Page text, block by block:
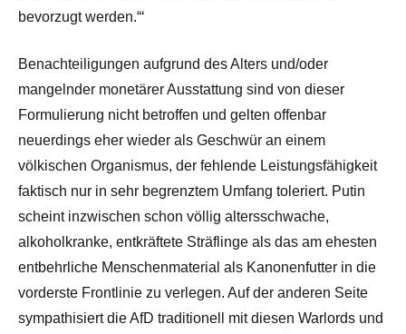
bevorzugt werden.“‘
Benachteiligungen aufgrund des Alters und/oder
mangelnder monetärer Ausstattung sind von dieser
Formulierung nicht betroffen und gelten offenbar
neuerdings eher wieder als Geschwür an einem
völkischen Organismus, der fehlende Leistungsfähigkeit
faktisch nur in sehr begrenztem Umfang toleriert. Putin
scheint inzwischen schon völlig altersschwache,
alkoholkranke, entkräftete Sträflinge als das am ehesten
entbehrliche Menschenmaterial als Kanonenfutter in die
vorderste Frontlinie zu verlegen. Auf der anderen Seite
sympathisiert die AfD traditionell mit diesen Warlords und